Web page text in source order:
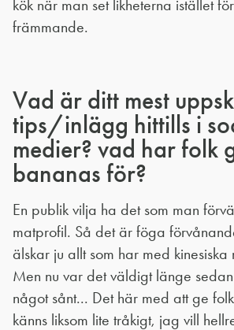
kök när man set likheterna istället
främmande.
Vad är ditt mest
tips/inlägg hittills i
medier? vad har folk
bananas för?
En publik vilja ha det som man
matprofil. Så det är föga
älskar ju allt som har med
Men nu var det väldigt länge
något sånt... Det här med att ge
känns liksom lite tråkigt, jag vill